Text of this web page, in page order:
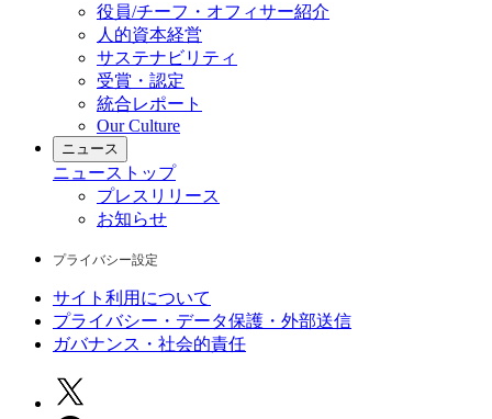
役員/チーフ・オフィサー紹介
人的資本経営
サステナビリティ
受賞・認定
統合レポート
Our Culture
ニュース
ニュース トップ
プレスリリース
お知らせ
プライバシー設定
サイト利用について
プライバシー・データ保護・外部送信
ガバナンス・社会的責任